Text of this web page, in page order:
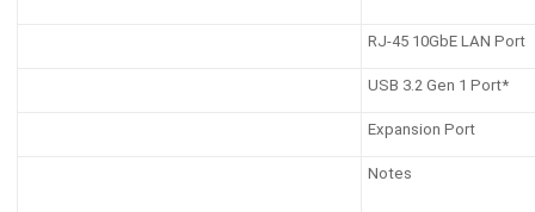
RJ-45 10GbE LAN Port
USB 3.2 Gen 1 Port*
Expansion Port
Notes